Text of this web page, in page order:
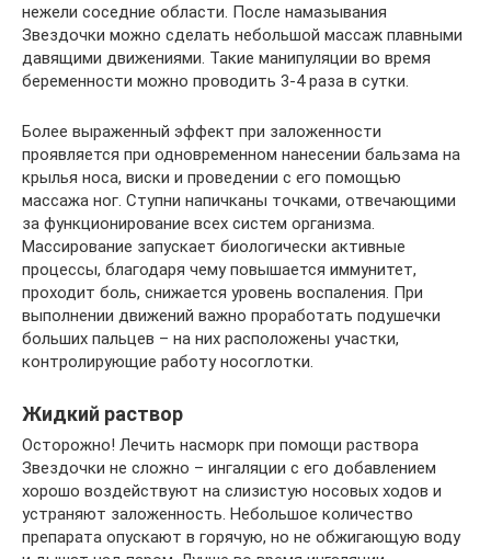
нежели соседние области. После намазывания
Звездочки можно сделать небольшой массаж плавными
давящими движениями. Такие манипуляции во время
беременности можно проводить 3-4 раза в сутки.
Более выраженный эффект при заложенности
проявляется при одновременном нанесении бальзама на
крылья носа, виски и проведении с его помощью
массажа ног. Ступни напичканы точками, отвечающими
за функционирование всех систем организма.
Массирование запускает биологически активные
процессы, благодаря чему повышается иммунитет,
проходит боль, снижается уровень воспаления. При
выполнении движений важно проработать подушечки
больших пальцев – на них расположены участки,
контролирующие работу носоглотки.
Жидкий раствор
Осторожно! Лечить насморк при помощи раствора
Звездочки не сложно – ингаляции с его добавлением
хорошо воздействуют на слизистую носовых ходов и
устраняют заложенность. Небольшое количество
препарата опускают в горячую, но не обжигающую воду